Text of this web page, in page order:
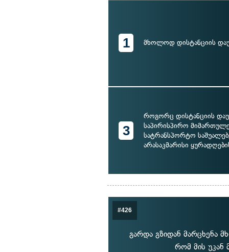
1 მხოლოდ დისტანციის
3
როგორც დისტანციის
საპირისპირო
სატრანსპორტო
არასაკმარისი
#426
გარდა გზიდან მარცხენა
რომ მის უკან